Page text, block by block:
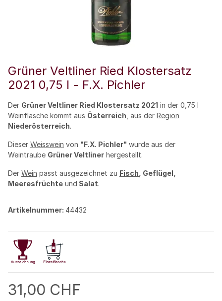
Grüner Veltliner Ried Klostersatz
2021 0,75 l - F.X. Pichler
Der Grüner Veltliner Ried Klostersatz 2021 in der 0,75 l
Weinflasche kommt aus Österreich , aus der Region
Niederösterreich.
Dieser Weisswein von "F.X. Pichler" wurde aus der
Weintraube Grüner Veltliner hergestellt.
Der Wein passt ausgezeichnet zu Fisch , Geflügel,
Meeresfrüchte und Salat.
Artikelnummer: 44432
31,00 CHF